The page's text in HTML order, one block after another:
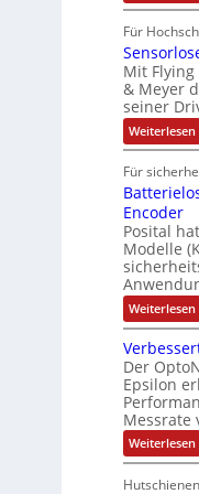
ä
f
t
t
a
t
i
g
t
r
i
t
s
f
t
e
i
r
I
-
t
z
t
l
ä
l
t
c
h
t
z
l
a
c
s
c
Für
Mit
& Meyer
seiner
Weiterlesen:
s
l
s
a
s
c
h
a
l
t
Für
Encoder
Posital
Modelle
Weiterlesen:
t
t
r
i
l
Der
Epsilon
Messrate
Weiterlesen:
r